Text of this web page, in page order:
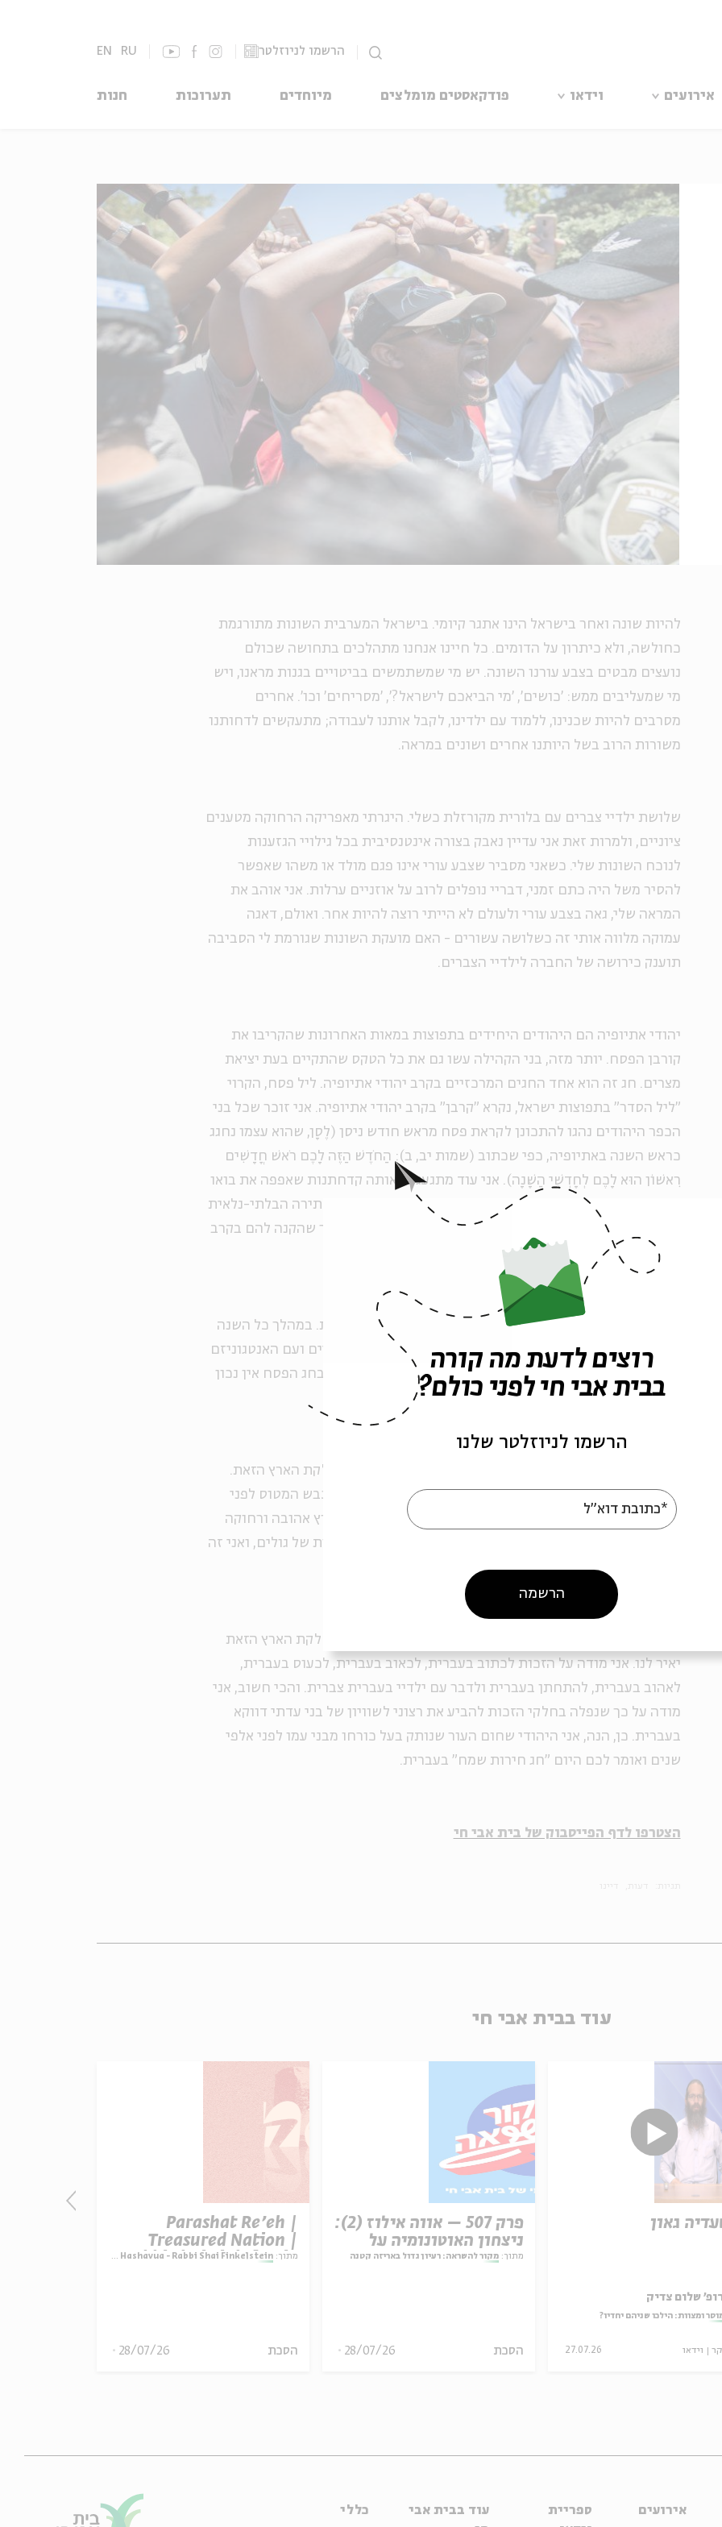
הרשמו לניוזלטר EN RU
אירועים וידאו פודקאסטים מומלצים מיוחדים תערוכות חנות
להיות שונה ואחר בישראל הינו אתגר קיומי. בישראל המערבית השונות מתורגמת
כחולשה, ולא כיתרון על הדומים. כל חיינו אנחנו מתהלכים בתחושה שכולם
נועצים מבטים בצבע עורנו השונה. יש מי שמשתמשים בביטויים בגנות מראנו, ויש
מי שמעליבים ממש: 'כושים', 'מי הביאכם לישראל?', 'מסריחים' וכו'. אחרים
מסרבים להיות שכנינו, ללמוד עם ילדינו, לקבל אותנו לעבודה; מתעקשים לדחותנו
משורות הרוב בשל היותנו אחרים ושונים במראה.
שלושת ילדיי צברים עם בלורית מקורזלת כשלי. היגרתי מאפריקה הרחוקה מטענים
ציוניים, ולמרות זאת אני עדיין נאבק בצורה אינטנסיבית בכל גילויי הגזענות
לנוכח השונות שלי. כשאני מסביר שצבע עורי אינו פגם מולד או משהו שאפשר
להסיר משל היה כתם זמני, דבריי נופלים לרוב על אוזניים ערלות. אני אוהב את
המראה שלי, גאה בצבע עורי ולעולם לא הייתי רוצה להיות אחר. ואולם, דאגה
עמוקה מלווה אותי זה כשלושה עשורים - האם מועקת השונות שגורמת לי הסביבה
תוענק כירושה של החברה לילדיי הצברים.
יהודי אתיופיה הם היהודים היחידים בתפוצות במאות האחרונות שהקריבו את
קורבן הפסח. יותר מזה, בני הקהילה עשו גם את כל הטקס שהתקיים בעת יציאת
מצרים. חג זה הוא אחד החגים המרכזיים בקרב יהודי אתיופיה. ליל פסח, הקרוי
"ליל הסדר" בתפוצות ישראל, נקרא "קרבן" בקרב יהודי אתיופיה. אני זוכר שכל בני
הכפר היהודים נהגו להתכונן לקראת פסח מראש חודש ניסן (לֶסָן, שהוא עצמו נחגג
כראש השנה באתיופיה, כפי שכתוב (שמות יב, ב): הַחֹדֶשׁ הַזֶּה לָכֶם רֹאשׁ חֳדָשִׁים
רִאשׁוֹן הוּא לָכֶם לְחָדְשֵׁי הַשָּׁנָה). אני עוד מתגעגע לאותה קדחתנות שאפפה את בואו
של חג החירות. האמת, החג הזה סימל יותר מכל החגים את החתירה הבלתי-נלאית
של כלל בני הקהילה לברוח מארץ מוצאם לארץ אבותיהם – דבר שהקנה להם בקרב
שכניהם הנוצריים כינוי משל עצמם: "פלשים" ("זרים
חג החירות הוא עדות לאיחוד הקרעים בתוך החברה הישראלית. במהלך כל השנה
כולנו מתמודדים עם מרוץ החיים המטורפים, עם קשיים כלכליים ועם האנטגוניזם
שמייצרת החברה הישראלית כלפינו בהתאקלמותנו בה. דווקא בחג הפסח אין נכון
יותר מלראות את המעלות של השונה ולא להתעסק בפגמיו.
אין בי שמץ של חרטה על הרגע ההוא, שבו דרכה כף רגלי על חלקת הארץ הזאת.
אינני מתחרט על ההתעלסות שלי עם אדמת הארץ כשירדתי מכבש המטוס לפני
כ-30 שנה.
אין בי חרטה על הגעגועים המייסרים שלי לאותה ארץ אהובה ורחוקה
מגלותי בקרן אפריקה; הגעגועים והכיסופים לארץ הזו ליוו דורות של גולים, ואני זה
שזכה להגשים את החלום שלהם.
בחג החירות כולנו שרים "דיינו" מתוך אופטימיות שעתידנו בחלקת הארץ הזאת
יאיר לנו. אני מודה על הזכות לכתוב בעברית, לכאוב בעברית, לכעוס בעברית,
לאהוב בעברית, להתחתן בעברית ולדבר עם ילדיי בעברית צברית. והכי חשוב, אני
מודה על כך שנפלה בחלקי הזכות להביע את רצוני לשוויון של בני עדתי דווקא
בעברית. כן, הנה, אני היהודי שחום העור שנותק בעל כורחו מבני עמו לפני אלפי
שנים ואומר לכם היום "חג חירות שמח" בעברית.
הצטרפו לדף הפייסבוק של בית אבי חי
עוד בבית אבי חי
Parashat Re’eh |
Treasured Nation |
Rabbi Shai Finkelstein
מתוך: Parashat Hashavua - Rabbi Shai Finkelstein
הסכת 28/07/26
פרק 507 – אווה אילוז (2):
ניצחון האוטונומיה על
המחויבות
מתוך: מקור להשראה: רעיון גדול באריזה קטנה
הסכת 28/07/26
גאון
שלום צדיק
ומצוות: הילכו שניהם יחדיו?
וידאו 27.07.26
אירועים
ספריית
עוד בבית אבי
כללי
רוצים לדעת מה קורה
בבית אבי חי לפני כולם?
הרשמו לניוזלטר שלנו
*כתובת דוא"ל
הרשמה